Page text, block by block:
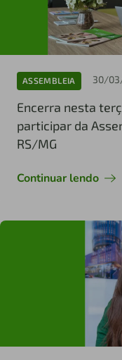
ASSEMBLEIA 30/
Encerra nesta
participar da
RS/MG
Continuar lendo